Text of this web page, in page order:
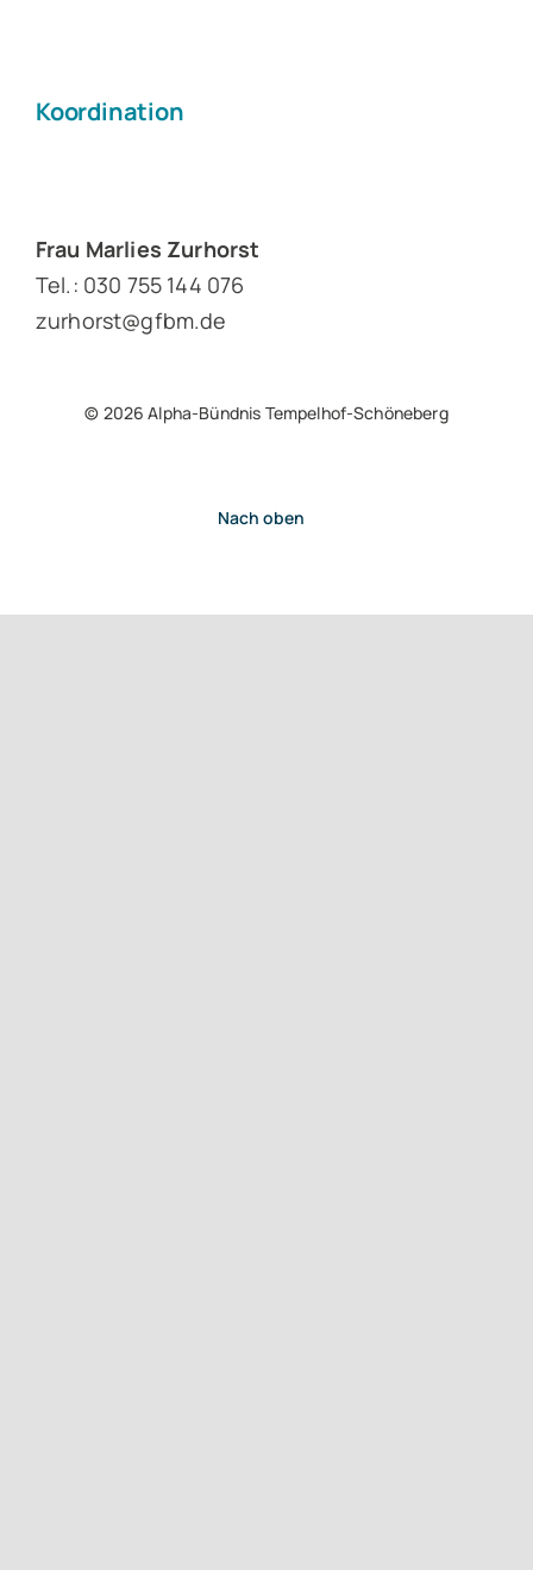
Koordination
Frau Marlies Zurhorst
Tel.: 030 755 144 076
zurhorst@gfbm.de
© 2026 Alpha-Bündnis Tempelhof-Schöneberg
Nach oben